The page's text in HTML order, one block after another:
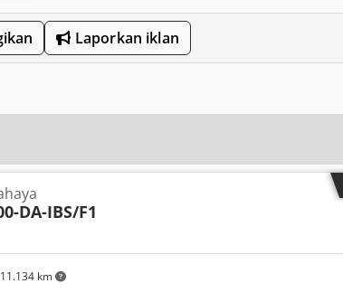
Laporkan iklan
km
DA-IBS/F1